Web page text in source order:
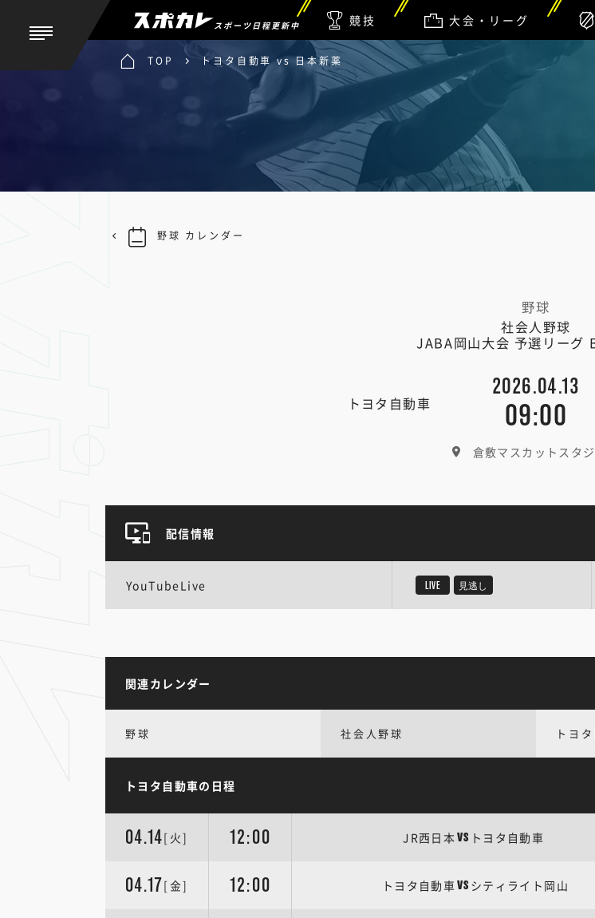
スポーツ日程更新中 競技 大会・リーグ
TOP トヨタ自動車 vs 日本新薬
野球
社会人野球
JABA岡山大会 予選リーグ
トヨタ自動車
2026.04.13
09:00
倉敷マスカットスタ
野球 カレンダー
配信情報
YouTubeLive LIVE 見逃し
関連カレンダー
野球 社会人野球 トヨ
トヨタ自動車の日程
04.14[火] 12:00 JR西日本VS トヨタ自動車
04.17[金] 12:00 トヨタ自動車VS シティライト岡山